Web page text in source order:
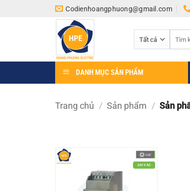
Codienhoangphuong@gmail.com
kiếm:
DANH MỤC SẢN PHẨM
Trang chủ / Sản phẩm / Sản